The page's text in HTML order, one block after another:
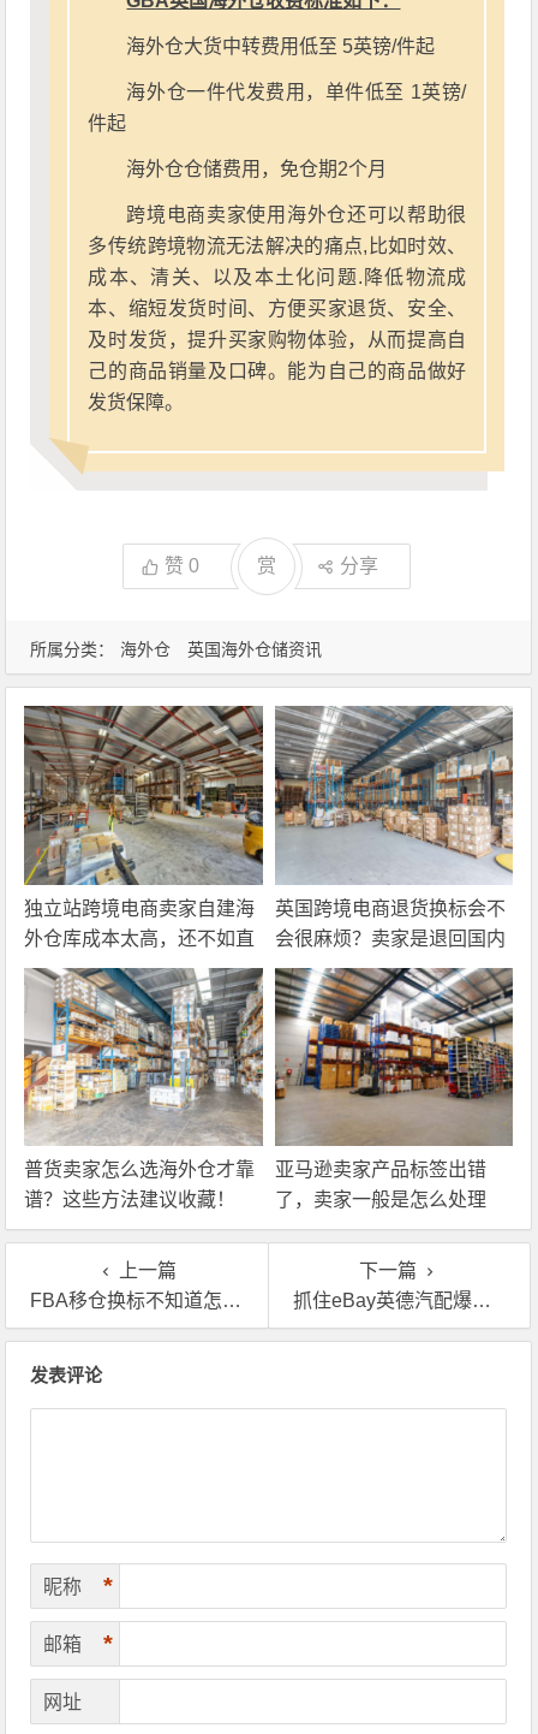
所属分类： 海外仓 英国海外仓储资讯
海外仓大货中转费用低至 5英镑/件起
海外仓一件代发费用，单件低至 1英镑/
件起
海外仓仓储费用，免仓期2个月
跨境电商卖家使用海外仓还可以帮助很
多传统跨境物流无法解决的痛点,比如时效、
成本、清关、以及本土化问题.降低物流成
本、缩短发货时间、方便买家退货、安全、
及时发货，提升买家购物体验，从而提高自
己的商品销量及口碑。能为自己的商品做好
发货保障。
赞0 赏 分享
独立站跨境电商卖家自建海
外仓库成本太高，还不如直
接找第三方自营海外仓！
英国跨境电商退货换标会不
会很麻烦？卖家是退回国内
还是在海外直接处理？
普货卖家怎么选海外仓才靠
谱？这些方法建议收藏！
亚马逊卖家产品标签出错
了，卖家一般是怎么处理
的？
上一篇
FBA移仓换标不知道怎么操作？英国海外仓一站式搞定！
下一篇
抓住eBay英德汽配爆单趋势！用好英国海外仓！
发表评论
昵称 *
邮箱 *
网址